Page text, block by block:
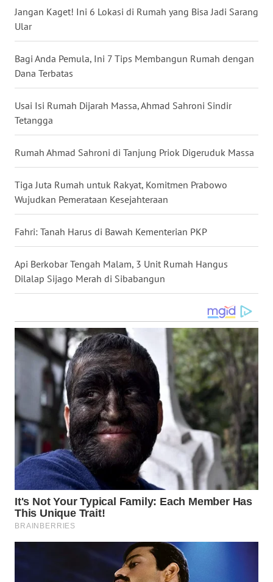
Jangan Kaget! Ini 6 Lokasi di Rumah yang Bisa Jadi Sarang
Ular
Bagi Anda Pemula, Ini 7 Tips Membangun Rumah dengan
Dana Terbatas
Usai Isi Rumah Dijarah Massa, Ahmad Sahroni Sindir
Tetangga
Rumah Ahmad Sahroni di Tanjung Priok Digeruduk Massa
Tiga Juta Rumah untuk Rakyat, Komitmen Prabowo
Wujudkan Pemerataan Kesejahteraan
Fahri: Tanah Harus di Bawah Kementerian PKP
Api Berkobar Tengah Malam, 3 Unit Rumah Hangus
Dilalap Sijago Merah di Sibabangun
WN
BABEL
WN
SUMBAR
WN
SUMSEL
WN
BENGKULU
WN
WN
JOGJA
JATIM
WN
BALI
WN
KALBAR
WN
KALTENG